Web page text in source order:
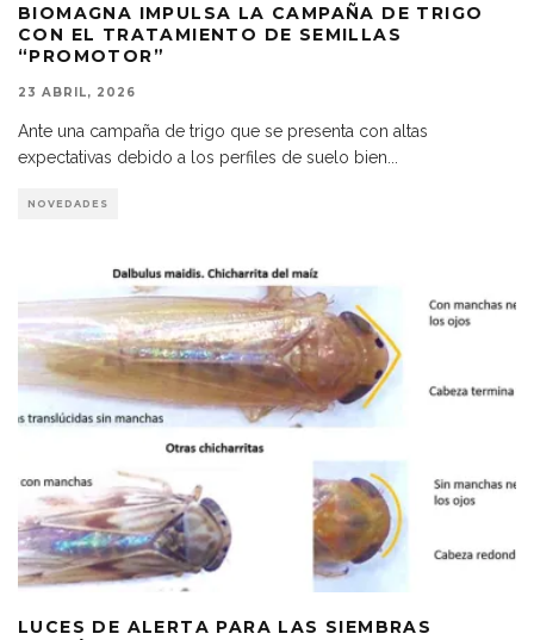
BIOMAGNA IMPULSA LA CAMPAÑA DE TRIGO
CON EL TRATAMIENTO DE SEMILLAS
“PROMOTOR”
23 ABRIL, 2026
Ante una campaña de trigo que se presenta con altas
expectativas debido a los perfiles de suelo bien
NOVEDADES
LUCES DE ALERTA PARA LAS SIEMBRAS